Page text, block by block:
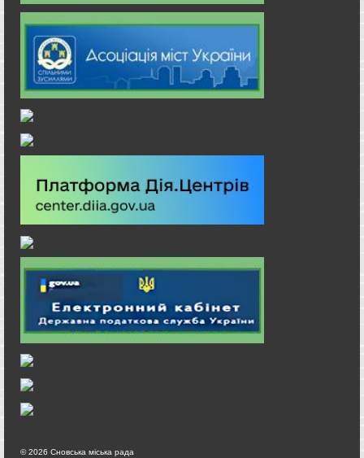
© 2026 Сновська міська рада